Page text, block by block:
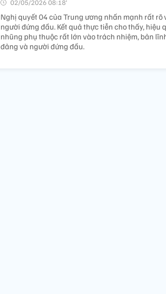
02/05/2026 08:18’
Nghị quyết 04 của Trung ương nhấn mạnh rất rõ
người đứng đầu. Kết quả thực tiễn cho thấy, hiệu
nhũng phụ thuộc rất lớn vào trách nhiệm, bản
đảng và người đứng đầu.